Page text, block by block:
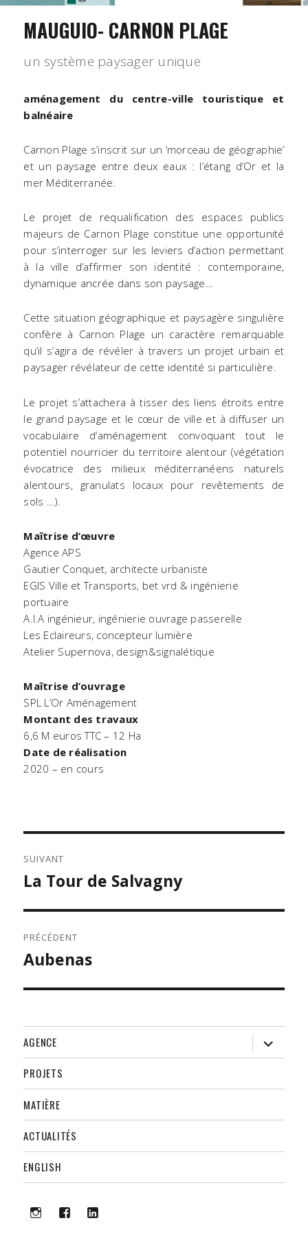
MAUGUIO- CARNON PLAGE
un système paysager unique
aménagement du centre-ville touristique et
balnéaire
Carnon Plage s’inscrit sur un ‘morceau de géographie’
et un paysage entre deux eaux : l’étang d’Or et la
mer Méditerranée.
Le projet de requalification des espaces publics
majeurs de Carnon Plage constitue une opportunité
pour s’interroger sur les leviers d’action permettant
à la ville d’affirmer son identité : contemporaine,
dynamique ancrée dans son paysage…
Cette situation géographique et paysagère singulière
confère à Carnon Plage un caractère remarquable
qu’il s’agira de révéler à travers un projet urbain et
paysager révélateur de cette identité si particulière.
Le projet s’attachera à tisser des liens étroits entre
le grand paysage et le cœur de ville et à diffuser un
vocabulaire d’aménagement convoquant tout le
potentiel nourricier du territoire alentour (végétation
évocatrice des milieux méditerranéens naturels
alentours, granulats locaux pour revêtements de
sols …).
Maîtrise d’œuvre
Agence APS
Gautier Conquet, architecte urbaniste
EGIS Ville et Transports, bet vrd & ingénierie
portuaire
A.I.A ingénieur, ingénierie ouvrage passerelle
Les Eclaireurs, concepteur lumière
Atelier Supernova, design&signalétique
Maîtrise d’ouvrage
SPL L’Or Aménagement
Montant des travaux
6,6 M euros TTC – 12 Ha
Date de réalisation
2020 – en cours
DE
SUIVANT
Publication
La Tour de Salvagny
PRÉCÉDENT
Publication
Aubenas
AGENCE ouvrir
le
sous-
PROJETS
MATIÈRE
ACTUALITÉS
ENGLISH